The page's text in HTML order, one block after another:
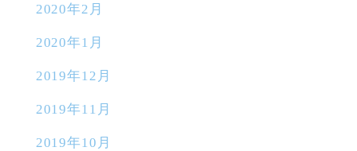
2020年2月
2020年1月
2019年12月
2019年11月
2019年10月